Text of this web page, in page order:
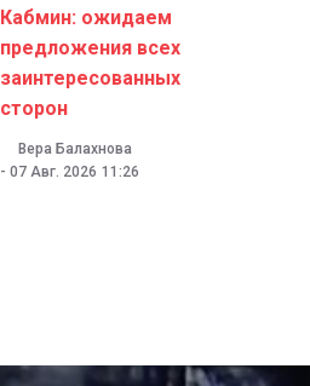
Кабмин: ожидаем
предложения всех
заинтересованных
сторон
Вера Балахнова
- 07 Авг. 2026 11:26